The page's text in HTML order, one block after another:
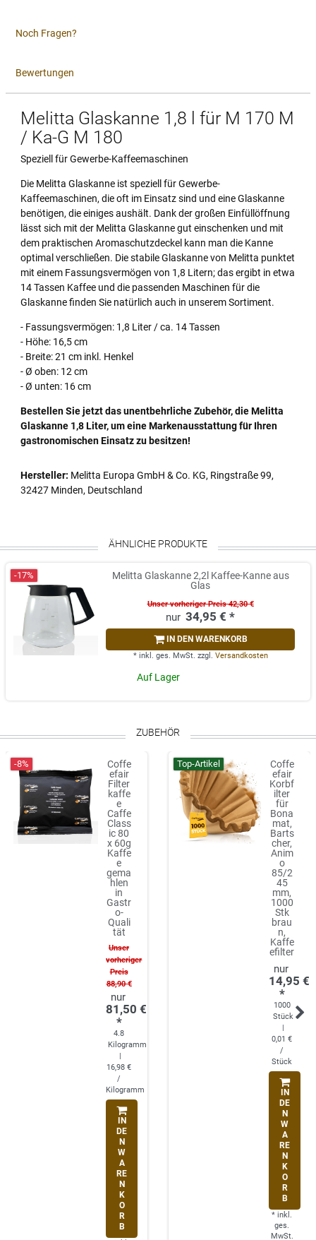
Noch Fragen?
Bewertungen
Melitta Glaskanne 1,8 l für M 170 M
/ Ka-G M 180
Speziell für Gewerbe-Kaffeemaschinen
Die Melitta Glaskanne ist speziell für Gewerbe-
Kaffeemaschinen, die oft im Einsatz sind und eine Glaskanne
benötigen, die einiges aushält. Dank der großen Einfüllöffnung
lässt sich mit der Melitta Glaskanne gut einschenken und mit
dem praktischen Aromaschutzdeckel kann man die Kanne
optimal verschließen. Die stabile Glaskanne von Melitta punktet
mit einem Fassungsvermögen von 1,8 Litern; das ergibt in etwa
14 Tassen Kaffee und die passenden Maschinen für die
Glaskanne finden Sie natürlich auch in unserem Sortiment.
- Fassungsvermögen: 1,8 Liter / ca. 14 Tassen
- Höhe: 16,5 cm
- Breite: 21 cm inkl. Henkel
- Ø oben: 12 cm
- Ø unten: 16 cm
Bestellen Sie jetzt das unentbehrliche Zubehör, die Melitta
Glaskanne 1,8 Liter, um eine Markenausstattung für Ihren
gastronomischen Einsatz zu besitzen!
Hersteller: Melitta Europa GmbH & Co. KG, Ringstraße 99,
32427 Minden, Deutschland
ÄHNLICHE PRODUKTE
-17%
Melitta Glaskanne 2,2l Kaffee-Kanne aus
Glas
Unser vorheriger Preis 42,30 €
34,95 € *
IN DEN WARENKORB
* inkl. ges. MwSt. zzgl. Versandkosten
Auf Lager
ZUBEHÖR
-8%
Coffe
efair
Filter
kaffe
e
Caffe
Class
ic 80
x 60g
Kaffe
e
gema
hlen
in
Gastr
o-
Quali
tät
Unser
vorheriger
Preis
88,90 €
81,50 €
*
4.8
Kilogramm
16,98 €
/
Kilogramm
IN
DE
N
W
A
RE
N
K
O
R
B
Top-Artikel
Coffe
efair
Korbf
ilter
für
Bona
mat,
Barts
cher,
Anim
o
85/2
45
mm,
1000
Stk
brau
n,
Kaffe
efilter
14,95 €
*
1000
Stück
0,01 €
/
Stück
IN
DE
N
W
A
RE
N
K
O
R
B
* inkl.
ges.
MwSt.